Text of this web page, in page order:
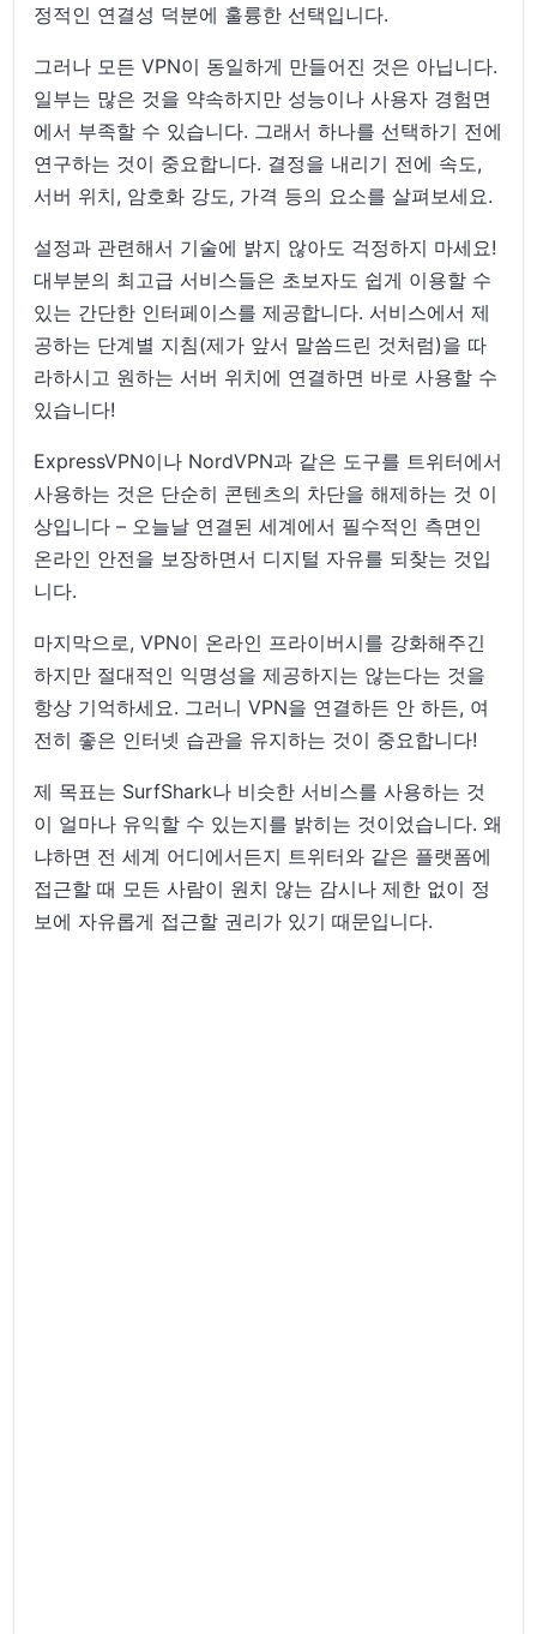
정적인 연결성 덕분에 훌륭한 선택입니다.
그러나 모든 VPN이 동일하게 만들어진 것은 아닙니다.
일부는 많은 것을 약속하지만 성능이나 사용자 경험면
에서 부족할 수 있습니다. 그래서 하나를 선택하기 전에
연구하는 것이 중요합니다. 결정을 내리기 전에 속도,
서버 위치, 암호화 강도, 가격 등의 요소를 살펴보세요.
설정과 관련해서 기술에 밝지 않아도 걱정하지 마세요!
대부분의 최고급 서비스들은 초보자도 쉽게 이용할 수
있는 간단한 인터페이스를 제공합니다. 서비스에서 제
공하는 단계별 지침(제가 앞서 말씀드린 것처럼)을 따
라하시고 원하는 서버 위치에 연결하면 바로 사용할 수
있습니다!
ExpressVPN이나 NordVPN과 같은 도구를 트위터에서
사용하는 것은 단순히 콘텐츠의 차단을 해제하는 것 이
상입니다 – 오늘날 연결된 세계에서 필수적인 측면인
온라인 안전을 보장하면서 디지털 자유를 되찾는 것입
니다.
마지막으로, VPN이 온라인 프라이버시를 강화해주긴
하지만 절대적인 익명성을 제공하지는 않는다는 것을
항상 기억하세요. 그러니 VPN을 연결하든 안 하든, 여
전히 좋은 인터넷 습관을 유지하는 것이 중요합니다!
제 목표는 SurfShark나 비슷한 서비스를 사용하는 것
이 얼마나 유익할 수 있는지를 밝히는 것이었습니다. 왜
냐하면 전 세계 어디에서든지 트위터와 같은 플랫폼에
접근할 때 모든 사람이 원치 않는 감시나 제한 없이 정
보에 자유롭게 접근할 권리가 있기 때문입니다.